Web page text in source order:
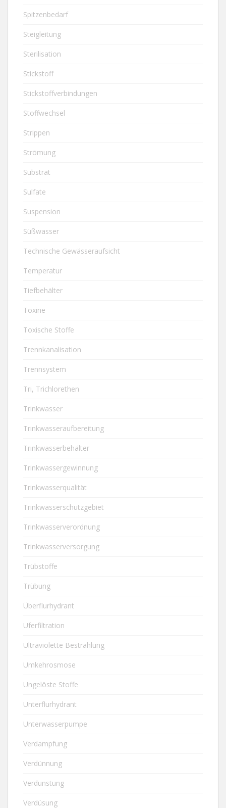
Spitzenbedarf
Steigleitung
Sterilisation
Stickstoff
Stickstoffverbindungen
Stoffwechsel
Strippen
Strömung
Substrat
Sulfate
Suspension
Süßwasser
Technische Gewässeraufsicht
Temperatur
Tiefbehälter
Toxine
Toxische Stoffe
Trennkanalisation
Trennsystem
Tri, Trichlorethen
Trinkwasser
Trinkwasseraufbereitung
Trinkwasserbehälter
Trinkwassergewinnung
Trinkwasserqualität
Trinkwasserschutzgebiet
Trinkwasserverordnung
Trinkwasserversorgung
Trübstoffe
Trübung
Überflurhydrant
Uferfiltration
Ultraviolette Bestrahlung
Umkehrosmose
Ungelöste Stoffe
Unterflurhydrant
Unterwasserpumpe
Verdampfung
Verdünnung
Verdunstung
Verdüsung